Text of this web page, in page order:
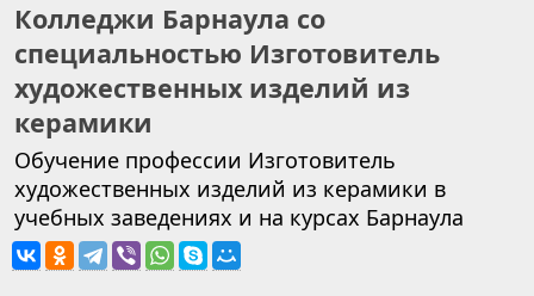
Колледжи Барнаула со
специальностью Изготовитель
художественных изделий из
керамики
Обучение профессии Изготовитель
художественных изделий из керамики в
учебных заведениях и на курсах Барнаула